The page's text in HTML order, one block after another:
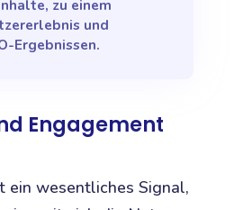
zu einem
und
Ergebnissen.
Engagement
ein wesentliches Signal,